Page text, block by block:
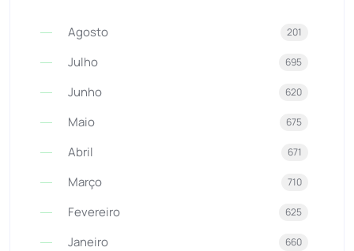
Agosto 201
Julho 695
Junho 620
Maio 675
Abril 671
Março 710
Fevereiro 625
Janeiro 660